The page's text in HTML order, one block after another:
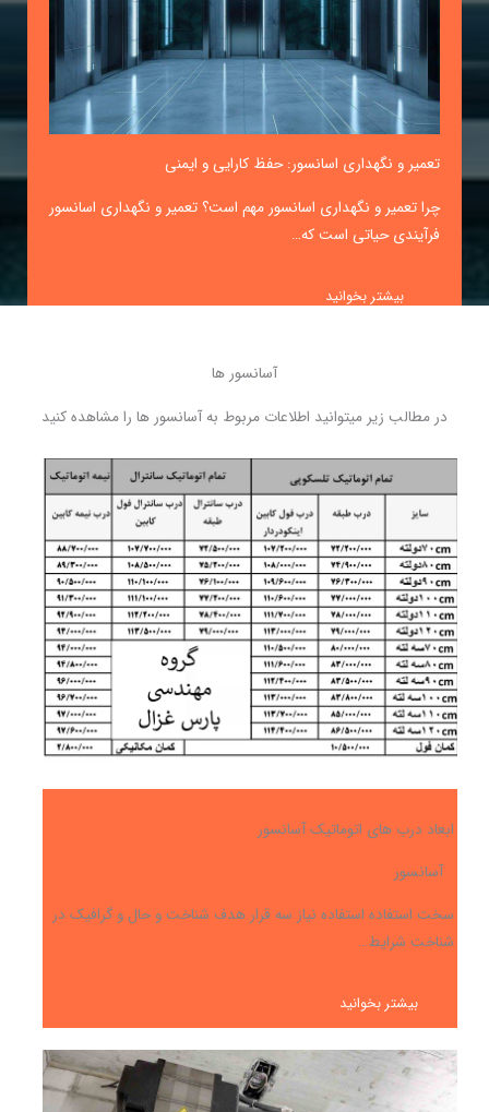
تعمیر و نگهداری اسانسور: حفظ کارایی و ایمنی
چرا تعمیر و نگهداری اسانسور مهم است؟ تعمیر و نگهداری اسانسور
فرآیندی حیاتی است که…
بیشتر بخوانید
آسانسور ها
در مطالب زیر میتوانید اطلاعات مربوط به آسانسور ها را مشاهده کنید
ابعاد درب های اتوماتیک آسانسور
آسانسور
سخت استفاده استفاده نیاز سه قرار هدف شناخت و حال و گرافیک در
شناخت شرایط…
بیشتر بخوانید